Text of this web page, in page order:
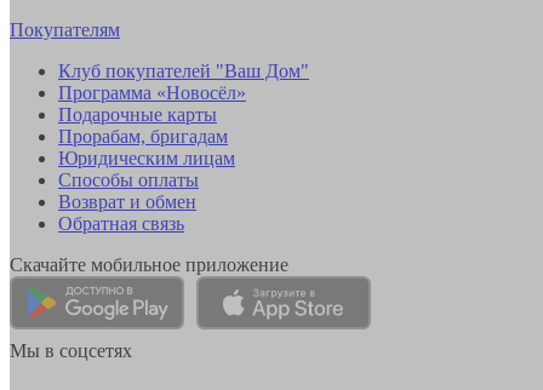
Покупателям
Клуб покупателей "Ваш Дом"
Программа «Новосёл»
Подарочные карты
Прорабам, бригадам
Юридическим лицам
Способы оплаты
Возврат и обмен
Обратная связь
Скачайте мобильное приложение
Мы в соцсетях